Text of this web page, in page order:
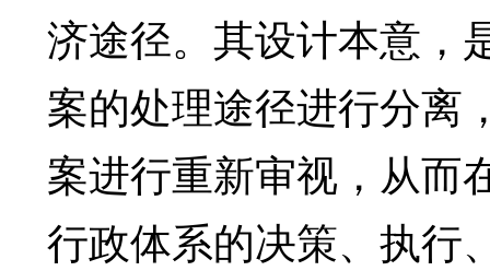
济途径。其设计本意，
案的处理途径进行分离
案进行重新审视，从而
行政体系的决策、执行